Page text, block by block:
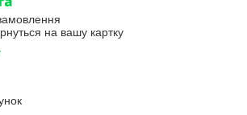
на вашу картку